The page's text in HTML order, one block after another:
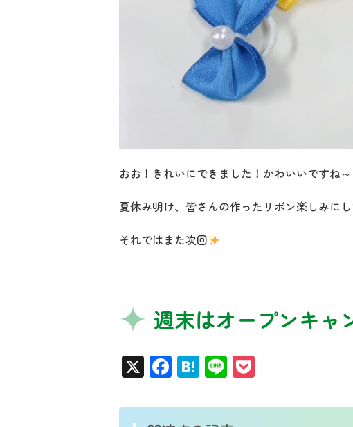
おお！きれいにできました！かわいいですね～
夏休み明け、皆さんの作ったリボン楽しみに
それではまた次回
週末はオープンキャ
X Facebook
Hatena
Line